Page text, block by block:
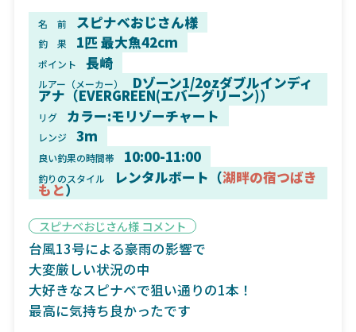
名 前 スピナベおじさん様
釣 果 1匹 最大魚42cm
ポイント 長崎
ルアー（メーカー） Dゾーン1/2ozダブルインディ
アナ（EVERGREEN(エバーグリーン)）
リグ カラー:モリゾーチャート
レンジ 3m
良い釣果の時間帯 10:00-11:00
釣りのスタイル レンタルボート（湖畔の宿つばき
もと）
スピナベおじさん様 コメント
台風13号による豪雨の影響で
大変厳しい状況の中
大好きなスピナベで狙い通りの1本！
最高に気持ち良かったです